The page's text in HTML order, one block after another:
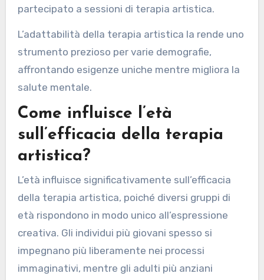
partecipato a sessioni di terapia artistica.
L’adattabilità della terapia artistica la rende uno
strumento prezioso per varie demografie,
affrontando esigenze uniche mentre migliora la
salute mentale.
Come influisce l’età
sull’efficacia della terapia
artistica?
L’età influisce significativamente sull’efficacia
della terapia artistica, poiché diversi gruppi di
età rispondono in modo unico all’espressione
creativa. Gli individui più giovani spesso si
impegnano più liberamente nei processi
immaginativi, mentre gli adulti più anziani